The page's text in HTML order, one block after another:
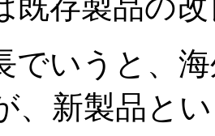
既存製品の
でいうと、
、新製品と